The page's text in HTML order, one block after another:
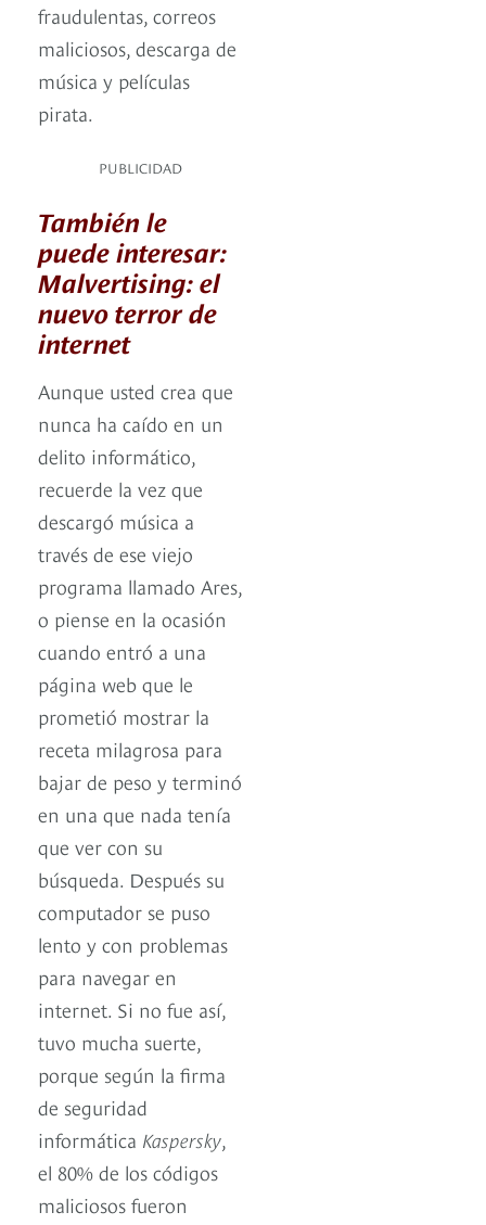
fraudulentas, correos
maliciosos, descarga de
música y películas
pirata.
PUBLICIDAD
También le
puede interesar:
Malvertising: el
nuevo terror de
internet
Aunque usted crea que
nunca ha caído en un
delito informático,
recuerde la vez que
descargó música a
través de ese viejo
programa llamado Ares,
o piense en la ocasión
cuando entró a una
página web que le
prometió mostrar la
receta milagrosa para
bajar de peso y terminó
en una que nada tenía
que ver con su
búsqueda. Después su
computador se puso
lento y con problemas
para navegar en
internet. Si no fue así,
tuvo mucha suerte,
porque según la firma
de seguridad
informática Kaspersky,
el 80% de los códigos
maliciosos fueron